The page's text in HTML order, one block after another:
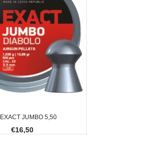
JUMBO 5,50
€16,50